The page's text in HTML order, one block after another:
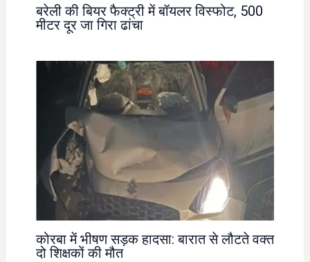
बरेली की बियर फैक्ट्री में बॉयलर विस्फोट, 500
मीटर दूर जा गिरा ढांचा
कोरबा में भीषण सड़क हादसा: बारात से लौटते वक्त
दो शिक्षकों की मौत